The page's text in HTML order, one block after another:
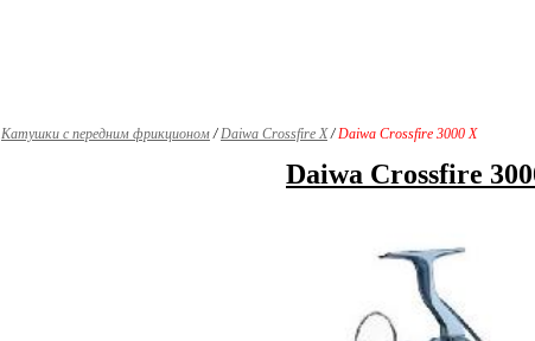
Катушки с передним фрикционом/Daiwa Crossfire X/Daiwa Crossfire 3000 X
Daiwa Crossfire